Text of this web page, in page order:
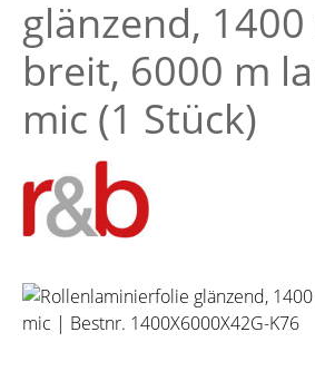
glänzend,
breit, 6000 m
mic (1 Stück)
Bildergalerie überspringen